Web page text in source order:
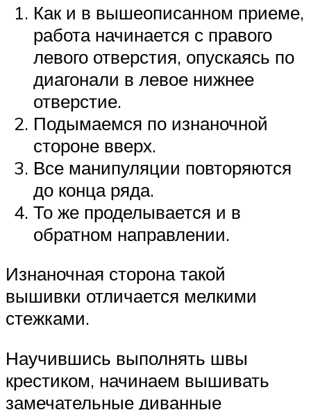
Как и в вышеописанном приеме,
работа начинается с правого
левого отверстия, опускаясь по
диагонали в левое нижнее
отверстие.
Подымаемся по изнаночной
стороне вверх.
Все манипуляции повторяются
до конца ряда.
То же проделывается и в
обратном направлении.
Изнаночная сторона такой
вышивки отличается мелкими
стежками.
Научившись выполнять швы
крестиком, начинаем вышивать
замечательные диванные